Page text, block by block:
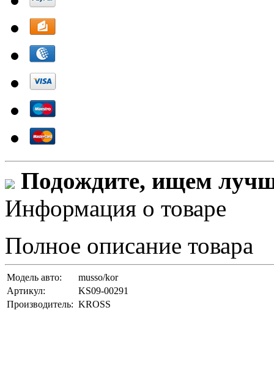
Подождите, ищем
Информация о товаре
Полное описание товара
Модель авто:
musso/kor
Артикул:
KS09-00291
Производитель: KROSS